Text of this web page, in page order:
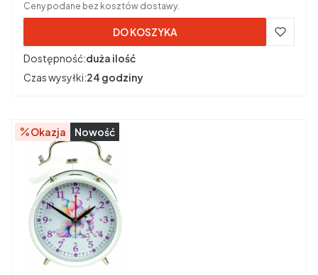
Ceny podane bez kosztów dostawy.
DO KOSZYKA
Dostępność:duża ilość
Czas wysyłki:24 godziny
Okazja Nowość